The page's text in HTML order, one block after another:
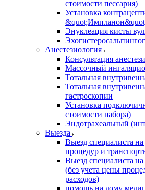
стоимости пессария)
Установка
Энуклеация кисты
Анестезиология
Консультация
Массочный
Тотальная
Тотальная
гастроскопии
Установка
стоимости набора)
Эндотрахеальный
Выезда
Выезд специалиста
процедур и
Выезд специалиста на
(без учета цены
расходов)
помощь на дому